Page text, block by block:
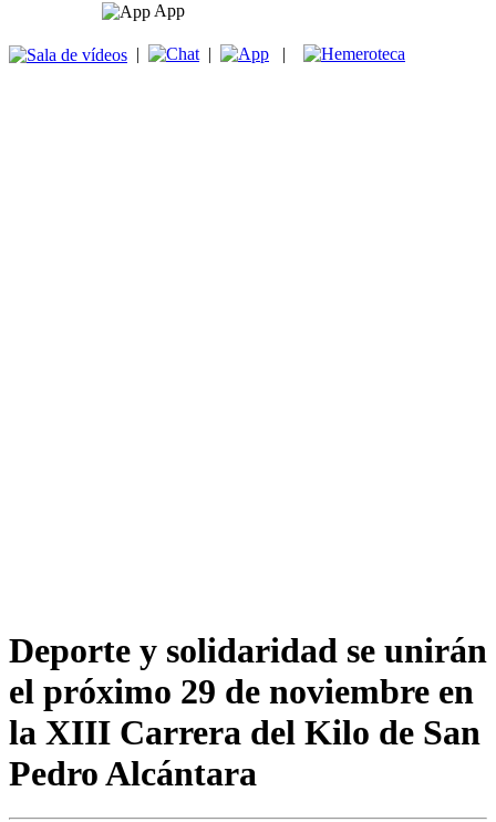
App
| | |
Deporte y solidaridad se unirán
el próximo 29 de noviembre en
la XIII Carrera del Kilo de San
Pedro Alcántara